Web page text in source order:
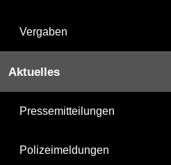
Vergaben
Aktuelles
Pressemitteilungen
Polizeimeldungen